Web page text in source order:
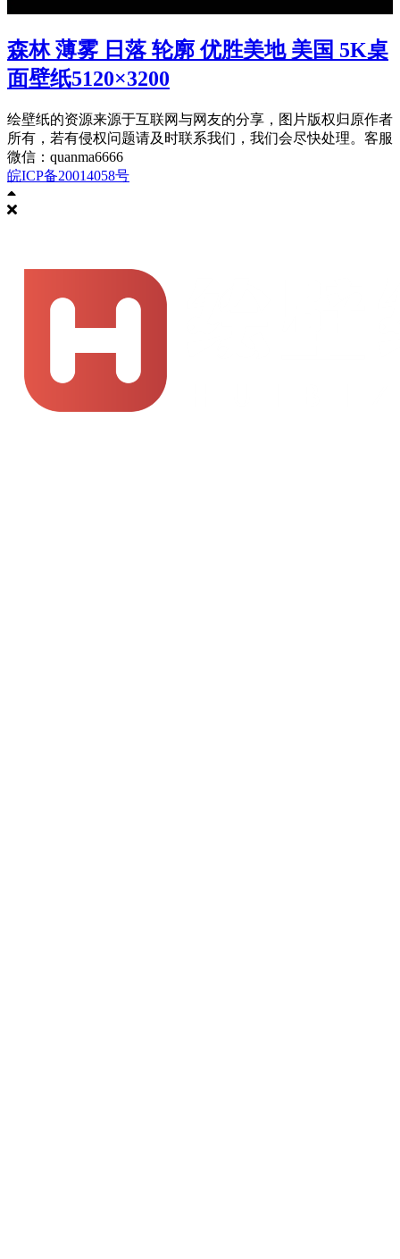
森林 薄雾 日落 轮廓 优胜美地 美国 5K桌
面壁纸5120×3200
绘壁纸的资源来源于互联网与网友的分享，图片版权归原作者
所有，若有侵权问题请及时联系我们，我们会尽快处理。客服
微信：quanma6666
皖ICP备20014058号